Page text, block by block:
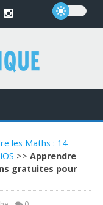
les Maths : 14
>> Apprendre
gratuites pour